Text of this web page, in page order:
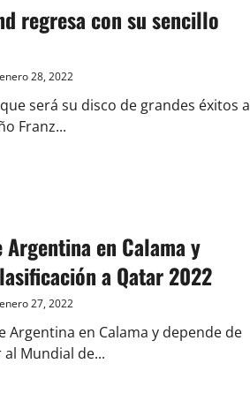
regresa con su sencillo
enero 28, 2022
será su disco de grandes éxitos a
Franz...
en Calama y
a Qatar 2022
enero 27, 2022
Argentina en Calama y depende de
Mundial de...